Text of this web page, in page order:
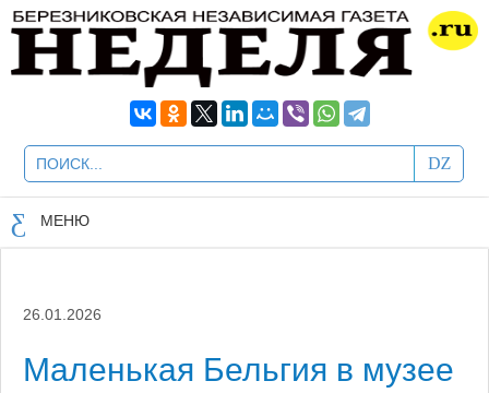
МЕНЮ
26.01.2026
Маленькая Бельгия в музее